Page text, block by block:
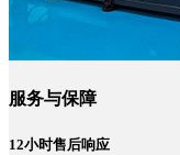
服务与保障
12小时售后响应